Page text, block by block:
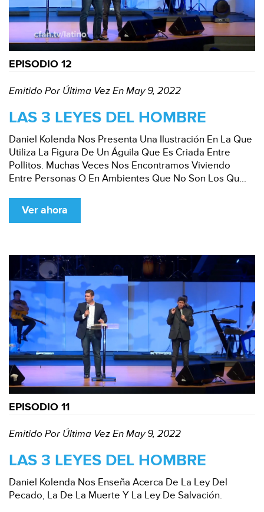
EPISODIO 12
Emitido Por Última Vez En May 9, 2022
LAS 3 LEYES DEL HOMBRE
Daniel Kolenda Nos Presenta Una Ilustración En La Que
Utiliza La Figura De Un Águila Que Es Criada Entre
Pollitos. Muchas Veces Nos Encontramos Viviendo
Entre Personas O En Ambientes Que No Son Los Qu...
Ver ahora
EPISODIO 11
Emitido Por Última Vez En May 9, 2022
LAS 3 LEYES DEL HOMBRE
Daniel Kolenda Nos Enseña Acerca De La Ley Del
Pecado, La De La Muerte Y La Ley De Salvación.